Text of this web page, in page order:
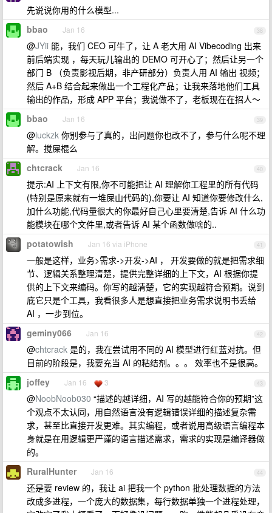
先说说你用的什么模型...
38
bbao Jan 16
@JYii 能，我们 CEO 可牛了，让 A 老大用 AI Vibecoding 出来
前后端实现 ，每天玩儿输出的 DEMO 可开心了；然后让另一个
部门 B （负责影视后期，非产研部分）负责人用 AI 输出 视频；
然后 A+B 结合起来做出一个工程化产品；让我来落地他们工具
输出的作品，形成 APP 平台；我说做不了，老板现在在招人～
39
bbao Jan 16
@luckzk 你别参与了真的，出问题你也改不了，参与什么呢不理
解。搅屎棍么
40
chtcrack Jan 16
提示:AI 上下文有限,你不可能把让 AI 理解你工程里的所有代码
(特别是原来就有一堆屎山代码的),你要让 AI 知道你要修改什么,
加什么功能,代码量很大的你最好自己心里要清楚,告诉 AI 什么功
能模块在哪个文件里,或者告诉 AI 某个函数做啥的..
41
potatowish Jan 16 via iPhone
一般是这样，业务>需求->开发->AI ， 开发要做的就是把需求细
节、逻辑关系整理清楚，提供完整详细的上下文，AI 根据你提
供的上下文来编码。你写的越清楚，它的实现越符合预期。说到
底它只是个工具，我看很多人是想直接把业务需求说明书丢给
AI ，一步到位。
42
geminy066 Jan 16
@chtcrack 是的，我在尝试用不同的 AI 模型进行红蓝对抗。但
目前的阶段是，我要充当 AI 的粘结剂。。。 效率也不是很高。
43
joffey Jan 16 3
@NoobNoob030 “描述的越详细，AI 写的越能符合你的预期”这
个观点不太认同，用自然语言没有逻辑错误详细的描述复杂需
求，甚至比直接开发更难。其实编程，或者说用高级语言编程本
身就是在用逻辑更严谨的语言描述需求，需求的实现是编译器做
的。
44
RuralHunter Jan 16
还是要 review 的，我让 ai 把我一个 python 批处理数据的方法
改成多进程，一个庞大的数据集，每行数据单独一个进程处理，